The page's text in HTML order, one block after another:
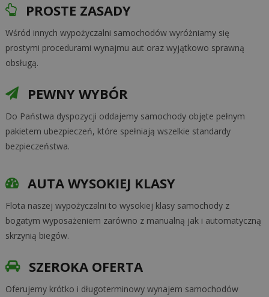
PROSTE ZASADY
Wśród innych wypożyczalni samochodów wyróżniamy się
prostymi procedurami wynajmu aut oraz wyjątkowo sprawną
obsługą.
PEWNY WYBÓR
Do Państwa dyspozycji oddajemy samochody objęte pełnym
pakietem ubezpieczeń, które spełniają wszelkie standardy
bezpieczeństwa.
AUTA WYSOKIEJ KLASY
Flota naszej wypożyczalni to wysokiej klasy samochody z
bogatym wyposażeniem zarówno z manualną jak i automatyczną
skrzynią biegów.
SZEROKA OFERTA
Oferujemy krótko i długoterminowy wynajem samochodów